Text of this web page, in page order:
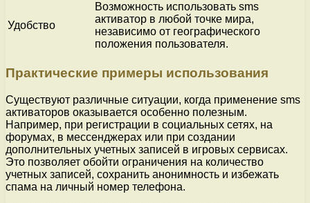
Удобство
Возможность использовать sms
активатор в любой точке мира,
независимо от географического
положения пользователя.
Практические примеры использования
Существуют различные ситуации, когда применение sms
активаторов оказывается особенно полезным.
Например, при регистрации в социальных сетях, на
форумах, в мессенджерах или при создании
дополнительных учетных записей в игровых сервисах.
Это позволяет обойти ограничения на количество
учетных записей, сохранить анонимность и избежать
спама на личный номер телефона.